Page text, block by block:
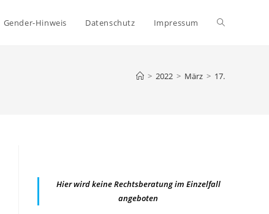
Gender-Hinweis Datenschutz Impressum Website-
> 2022 > März > 17.
Hier wird keine Rechtsberatung im Einzelfall
angeboten